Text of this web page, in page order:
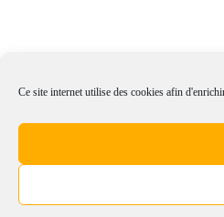
Ce site internet utilise des cookies afin